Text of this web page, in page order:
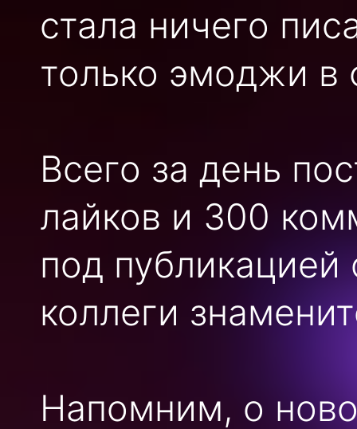
стала ничего
только эмоджи
Всего за день
лайков и 300
под публикацией
коллеги
Напомним, о